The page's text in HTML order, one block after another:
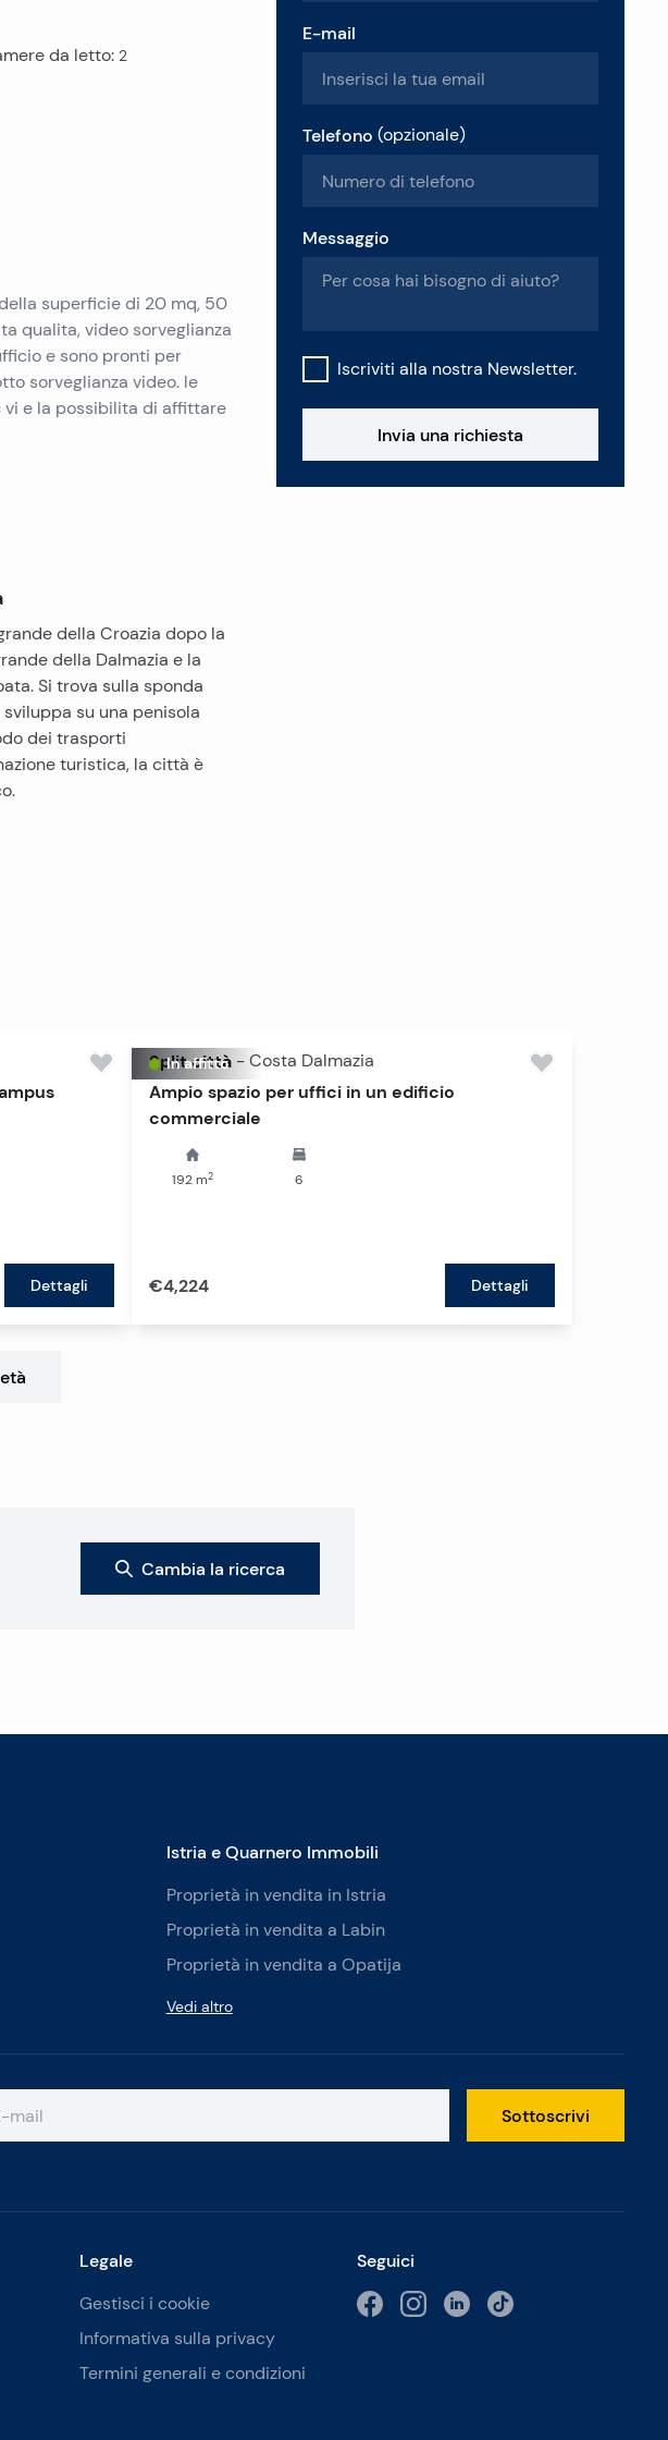
da letto: 2
superficie di 20 mq, 50
qualita, video sorveglianza
e sono pronti per
sorveglianza video. le
vi e la possibilita di affittare
della Croazia dopo la
della Dalmazia e la
Si trova sulla sponda
su una penisola
dei trasporti
turistica, la città è
E-mail
Telefono (opzionale)
Messaggio
Iscriviti alla nostra Newsletter.
Invia una richiesta
Dettagli
In affitto
Split città - Costa Dalmazia
Ampio spazio per uffici in un edificio
commerciale
192 m2 6
€4,224 Dettagli
Cambia la ricerca
Sottoscrivi
Istria e Quarnero Immobili
Proprietà in vendita in Istria
Proprietà in vendita a Labin
Proprietà in vendita a Opatija
Vedi altro
Legale
Gestisci i cookie
Informativa sulla privacy
Termini generali e condizioni
Seguici